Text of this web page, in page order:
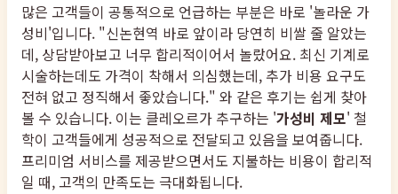
많은 고객들이 공통적으로 언급하는 부분은 바로 '놀라운 가
성비'입니다. "신논현역 바로 앞이라 당연히 비쌀 줄 알았는
데, 상담받아보고 너무 합리적이어서 놀랐어요. 최신 기계로
시술하는데도 가격이 착해서 의심했는데, 추가 비용 요구도
전혀 없고 정직해서 좋았습니다." 와 같은 후기는 쉽게 찾아
볼 수 있습니다. 이는 클레오르가 추구하는 '가성비 제모' 철
학이 고객들에게 성공적으로 전달되고 있음을 보여줍니다.
프리미엄 서비스를 제공받으면서도 지불하는 비용이 합리적
일 때, 고객의 만족도는 극대화됩니다.